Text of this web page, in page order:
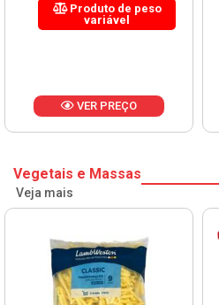
Produto de peso
variável
VER PREÇO
Vegetais e Massas
Veja mais